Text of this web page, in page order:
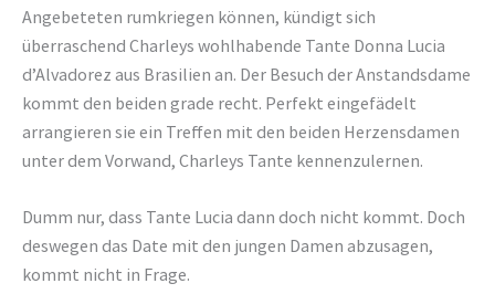
Angebeteten rumkriegen können, kündigt sich
überraschend Charleys wohlhabende Tante Donna Lucia
d’Alvadorez aus Brasilien an. Der Besuch der Anstandsdame
kommt den beiden grade recht. Perfekt eingefädelt
arrangieren sie ein Treffen mit den beiden Herzensdamen
unter dem Vorwand, Charleys Tante kennenzulernen.
Dumm nur, dass Tante Lucia dann doch nicht kommt. Doch
deswegen das Date mit den jungen Damen abzusagen,
kommt nicht in Frage.